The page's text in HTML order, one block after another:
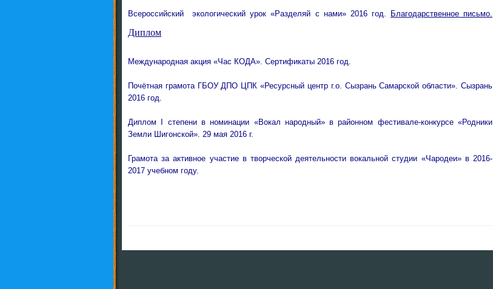
Всероссийский экологический урок «Разделяй с нами» 2016 год. Благодарственное письмо.
Диплом
Международная акция «Час КОДА». Сертификаты 2016 год.
Почётная грамота ГБОУ ДПО ЦПК «Ресурсный центр г.о. Сызрань Самарской области». Сызрань
2016 год.
Диплом I степени в номинации «Вокал народный» в районном фестивале-конкурсе «Родники
Земли Шигонской». 29 мая 2016 г.
Грамота за активное участие в творческой деятельности вокальной студии «Чародеи» в 2016-
2017 учебном году.